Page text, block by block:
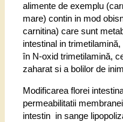
alimente de exemplu
mare) contin in mod
carnitina) care sunt
intestinal in
în N-oxid trimetilamină,
zaharat si a bolilor de
Modificarea florei
permeabilitatii
intestin in sange